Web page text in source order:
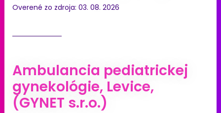
Overené zo zdroja: 03. 08. 2026
Ambulancia pediatrickej
gynekológie, Levice,
(GYNET s.r.o.)